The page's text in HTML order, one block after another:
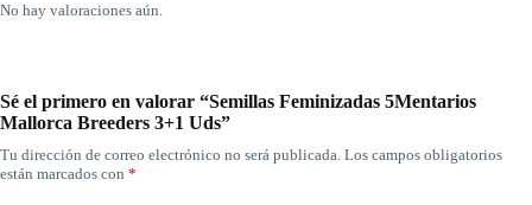
No hay valoraciones aún.
Sé el primero en valorar “Semillas Feminizadas 5Mentarios
Mallorca Breeders 3+1 Uds”
Tu dirección de correo electrónico no será publicada. Los campos obligatorios
están marcados con *